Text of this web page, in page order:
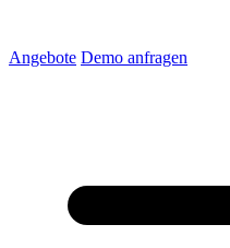
Angebote Demo anfragen